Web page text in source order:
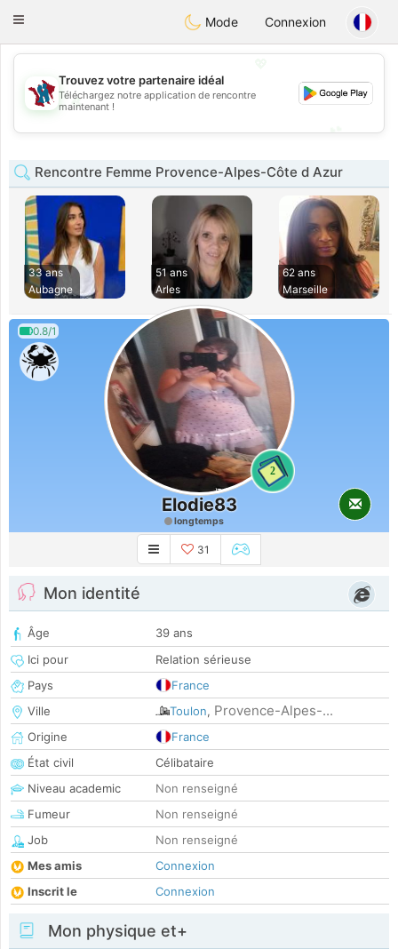
Taimerais
Toggle
Mode Connexion
💖
💕
Trouvez votre partenaire idéal
Téléchargez notre application de rencontre
maintenant !
Rencontre Femme Provence-Alpes-Côte d Azur
33 ans
Aubagne
51 ans
Arles
62 ans
Marseille
0.8/1
2
Elodie83
longtemps
31
Mon identité
Âge
39 ans
Ici pour
Relation sérieuse
Pays
France
Ville
Toulon, Provence-Alpes-...
Origine
France
État civil
Célibataire
Niveau academic
Non renseigné
Fumeur
Non renseigné
Job
Non renseigné
Mes amis
Connexion
Inscrit le
Connexion
Mon physique et+